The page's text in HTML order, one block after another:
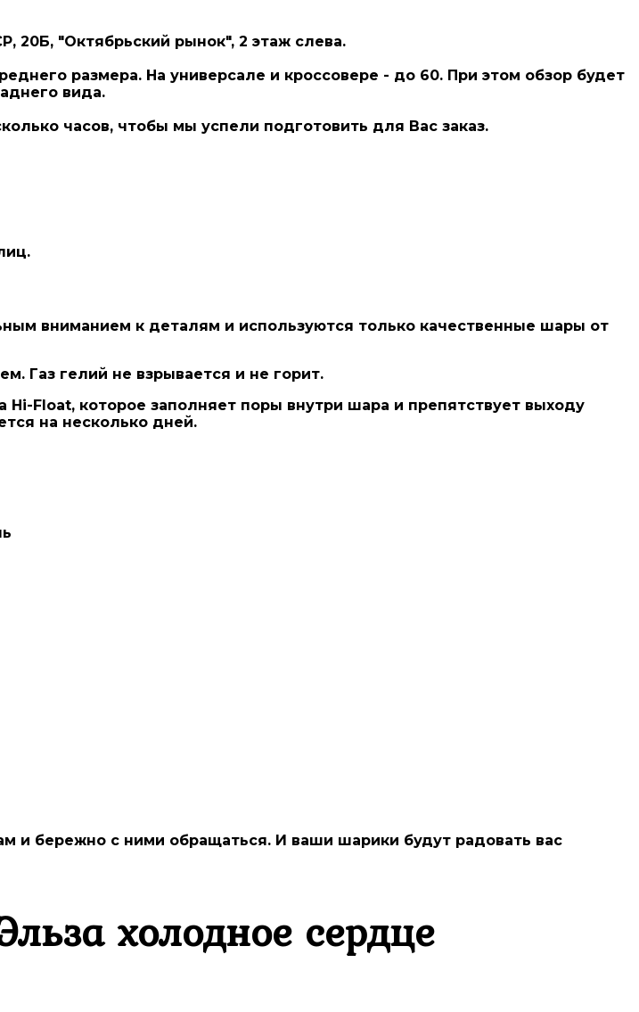
20Б, "Октябрьский рынок", 2 этаж слева.
размера. На универсале и кроссовере - до 60. При этом обзор будет
вида.
часов, чтобы мы успели подготовить для Вас заказ.
вниманием к деталям и используются только качественные шары от
Газ гелий не взрывается и не горит.
Hi-Float, которое заполняет поры внутри шара и препятствует выходу
на несколько дней.
и бережно с ними обращаться. И ваши шарики будут радовать вас
холодное сердце